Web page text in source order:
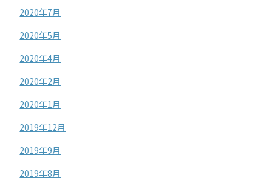
2020年7月
2020年5月
2020年4月
2020年2月
2020年1月
2019年12月
2019年9月
2019年8月